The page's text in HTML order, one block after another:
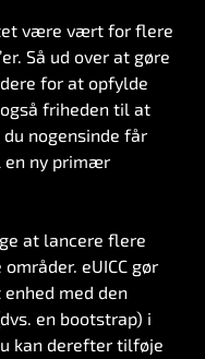
være vært for flere
Så ud over at gøre
for at opfylde
friheden til at
nogensinde får
en ny primær
at lancere flere
eUICC gør
med den
en bootstrap) i
kan derefter tilføje